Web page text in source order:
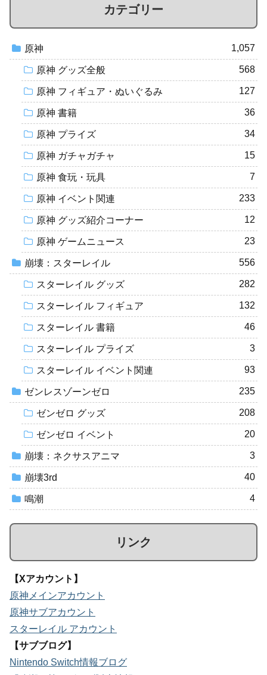
カテゴリー
原神 1,057
原神 グッズ全般 568
原神 フィギュア・ぬいぐるみ 127
原神 書籍 36
原神 プライズ 34
原神 ガチャガチャ 15
原神 食玩・玩具 7
原神 イベント関連 233
原神 グッズ紹介コーナー 12
原神 ゲームニュース 23
崩壊：スターレイル 556
スターレイル グッズ 282
スターレイル フィギュア 132
スターレイル 書籍 46
スターレイル プライズ 3
スターレイル イベント関連 93
ゼンレスゾーンゼロ 235
ゼンゼロ グッズ 208
ゼンゼロ イベント 20
崩壊：ネクサスアニマ 3
崩壊3rd 40
鳴潮 4
リンク
【Xアカウント】
原神メインアカウント
原神サブアカウント
スターレイル アカウント
【サブブログ】
Nintendo Switch情報ブログ